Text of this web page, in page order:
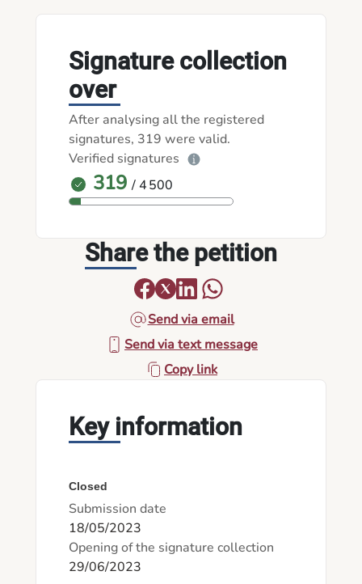
Signature collection
over
After analysing all the registered
signatures, 319 were valid.
Verified signatures
319 / 4 500
Share the petition
Send via email
Send via text message
Copy link
Key information
Closed
Submission date
18/05/2023
Opening of the signature collection
29/06/2023